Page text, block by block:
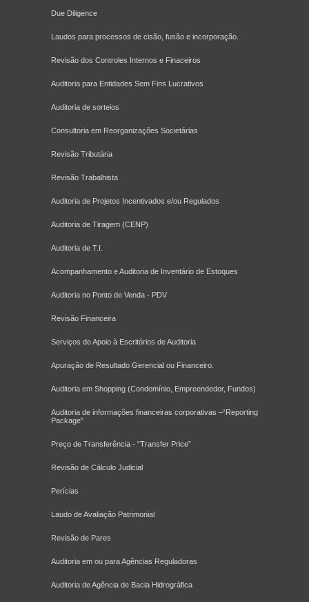
Due Diligence
Laudos para processos de cisão, fusão e incorporação.
Revisão dos Controles Internos e Finaceiros
Auditoria para Entidades Sem Fins Lucrativos
Auditoria de sorteios
Consultoria em Reorganizações Societárias
Revisão Tributária
Revisão Trabalhista
Auditoria de Projetos Incentivados e/ou Regulados
Auditoria de Tiragem (CENP)
Auditoria de T.I.
Acompanhamento e Auditoria de Inventário de Estoques
Auditoria no Ponto de Venda - PDV
Revisão Financeira
Serviços de Apoio à Escritórios de Auditoria
Apuração de Resultado Gerencial ou Financeiro.
Auditoria em Shopping (Condomínio, Empreendedor, Fundos)
Auditoria de informações financeiras corporativas –“Reporting
Package”
Preço de Transferência - “Transfer Price”
Revisão de Cálculo Judicial
Perícias
Laudo de Avaliação Patrimonial
Revisão de Pares
Auditoria em ou para Agências Reguladoras
Auditoria de Agência de Bacia Hidrográfica